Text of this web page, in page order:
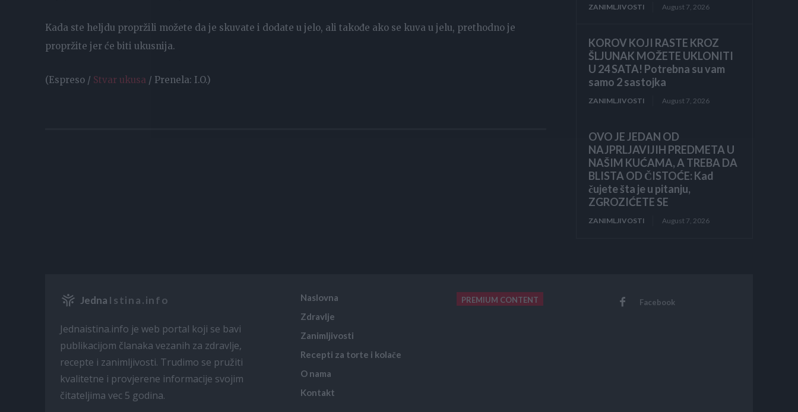
Kada ste heljdu propržili možete da je skuvate i dodate u jelo, ali takođe ako se kuva u jelu, prethodno je
propržite jer će biti ukusnija.
(Espreso / Stvar ukusa / Prenela: I.O.)
ZANIMLJIVOSTI August 7, 2026
KOROV KOJI RASTE KROZ
ŠLJUNAK MOŽETE UKLONITI
U 24 SATA! Potrebna su vam
samo 2 sastojka
ZANIMLJIVOSTI August 7, 2026
OVO JE JEDAN OD
NAJPRLJAVIJIH PREDMETA U
NAŠIM KUĆAMA, A TREBA DA
BLISTA OD ČISTOĆE: Kad
čujete šta je u pitanju,
ZGROZIĆETE SE
ZANIMLJIVOSTI August 7, 2026
Jedna Istina.info
Jednaistina.info je web portal koji se bavi
publikacijom članaka vezanih za zdravlje,
recepte i zanimljivosti. Trudimo se pružiti
kvalitetne i provjerene informacije svojim
čitateljima vec 5 godina.
Naslovna
Zdravlje
Zanimljivosti
Recepti za torte i kolače
O nama
Kontakt
PREMIUM CONTENT Facebook